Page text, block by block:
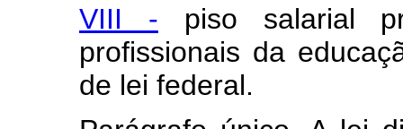
VIII - piso salarial
profissionais da
de lei federal.